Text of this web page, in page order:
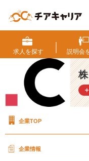
定
を
た
求人を探す 説明会
企業TOP
企業情報